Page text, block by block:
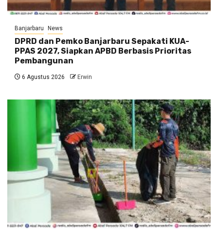
Banjarbaru News
DPRD dan Pemko Banjarbaru Sepakati KUA-
PPAS 2027, Siapkan APBD Berbasis Prioritas
Pembangunan
6 Agustus 2026 Erwin